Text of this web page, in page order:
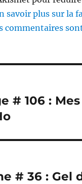
savoir plus sur la
commentaires
# 106 :
# 36 : Gel